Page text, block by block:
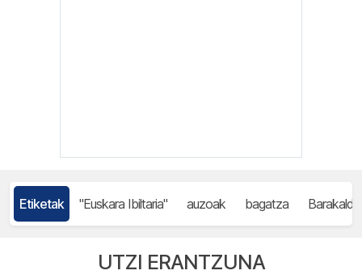
Etiketak "Euskara Ibiltaria" auzoak bagatza Barakaldo
UTZI ERANTZUNA